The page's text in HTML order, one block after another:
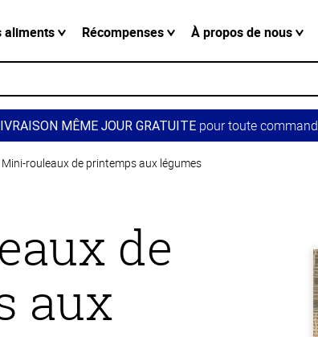
aliments Récompenses À propos de nous
MÊME JOUR GRATUITEpour toute
Mini-rouleaux de printemps aux légumes
de
aux